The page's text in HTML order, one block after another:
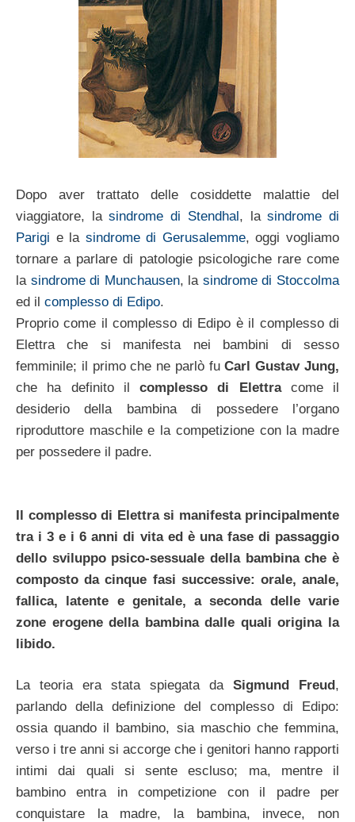
Dopo aver trattato delle cosiddette malattie del
viaggiatore, lasindrome di Stendhal, lasindrome di
Parigi e la sindrome di Gerusalemme, oggi vogliamo
tornare a parlare di patologie psicologiche rare come
la sindrome di Munchausen, la sindrome di Stoccolma
ed il complesso di Edipo.
Proprio come il complesso di Edipo è il complesso di
Elettra che si manifesta nei bambini di sesso
femminile; il primo che ne parlò fuCarl Gustav Jung,
che ha definito il complesso di Elettra come il
desiderio della bambina di possedere l’organo
riproduttore maschile e la competizione con la madre
per possedere il padre.
Il complesso di Elettra si manifesta principalmente
tra i 3 e i 6 anni di vita ed è una fase di passaggio
dello sviluppo psico-sessuale della bambina che è
composto da cinque fasi successive: orale, anale,
fallica, latente e genitale, a seconda delle varie
zone erogene della bambina dalle quali origina la
libido.
La teoria era stata spiegata da Sigmund Freud,
parlando della definizione del complesso di Edipo:
ossia quando il bambino, sia maschio che femmina,
verso i tre anni si accorge che i genitori hanno rapporti
intimi dai quali si sente escluso; ma, mentre il
bambino entra in competizione con il padre per
conquistare la madre, la bambina, invece, non